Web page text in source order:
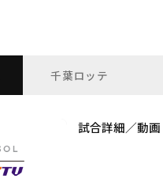
千葉ロッテ
試合詳細／動画